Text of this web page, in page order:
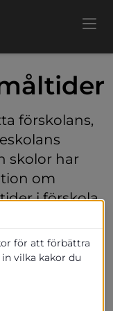
förskolans,
skolor har
om
i förskola
för att förbättra
vilka kakor du